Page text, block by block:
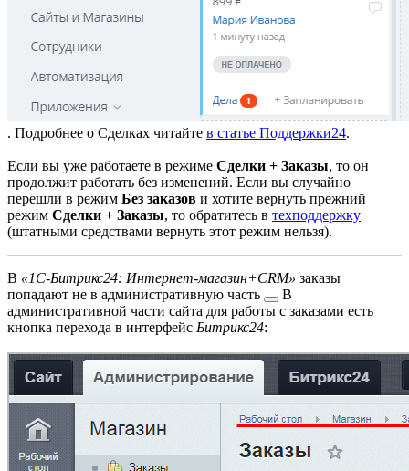
. Подробнее о Сделках читайте в статье Поддержки24.
Если вы уже работаете в режиме Сделки + Заказы, то он
продолжит работать без изменений. Если вы случайно
перешли в режим Без заказов и хотите вернуть прежний
режим Сделки + Заказы, то обратитесь в техподдержку
(штатными средствами вернуть этот режим нельзя).
В «1С-Битрикс24: Интернет-магазин+CRM» заказы
попадают не в административную часть
В
административной части сайта для работы с заказами есть
кнопка перехода в интерфейс Битрикс24: